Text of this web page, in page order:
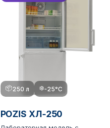
📦250 л ❄️-25°C
POZIS ХЛ-250